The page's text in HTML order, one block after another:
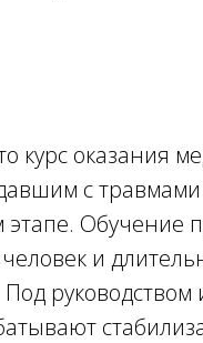
курс оказания
с
этапе. Обучение
и
руководством